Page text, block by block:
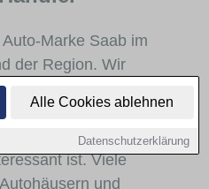
Alle Cookies ablehnen
Datenschutzerklärung
Marke Saab im
der Region. Wir
Saab stark
häufig im Stadt-
sind und für welche
ist. Viele
und